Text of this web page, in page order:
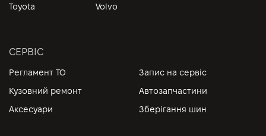
Toyota
Volvo
СЕРВІС
Регламент ТО
Запис на сервіс
Кузовний ремонт
Автозапчастини
Аксесуари
Зберігання шин